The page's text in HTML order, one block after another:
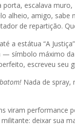
escalava
alheio, amigo, sabe
de repartição.
a estátua “A
— símbolo máximo
escreveu seu
Nada de spray,
viram performance
deixar sua